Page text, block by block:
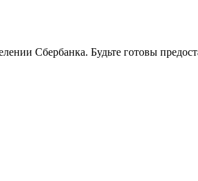
Сбербанка. Будьте готовы